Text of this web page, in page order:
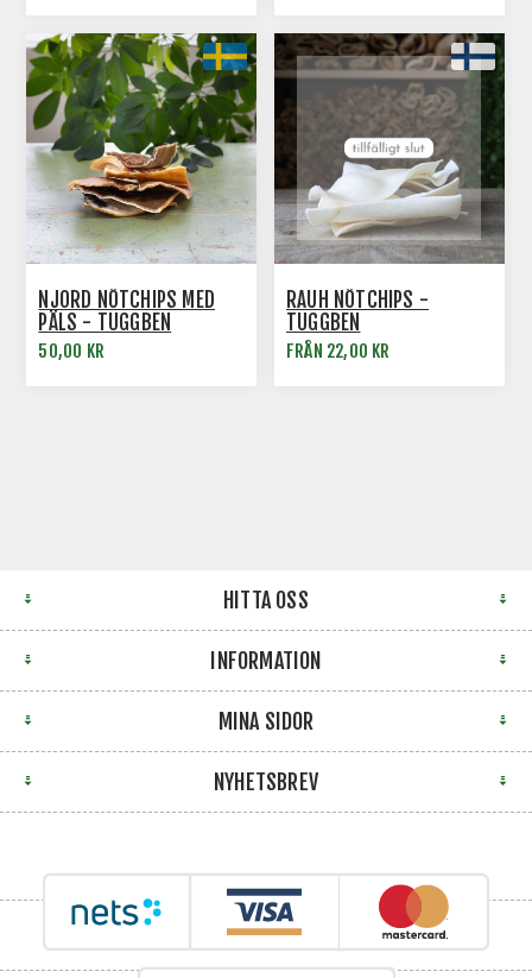
NJORD NÖTCHIPS MED
PÄLS - TUGGBEN
50,00 KR
RAUH NÖTCHIPS -
TUGGBEN
FRÅN 22,00 KR
HITTA OSS
INFORMATION
MINA SIDOR
NYHETSBREV